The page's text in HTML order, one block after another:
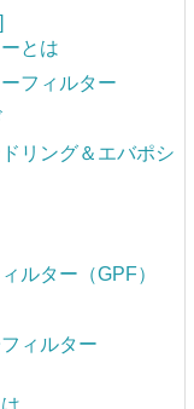
とは
フィルター
リング＆エバポシ
ルター（GPF）
ィルター